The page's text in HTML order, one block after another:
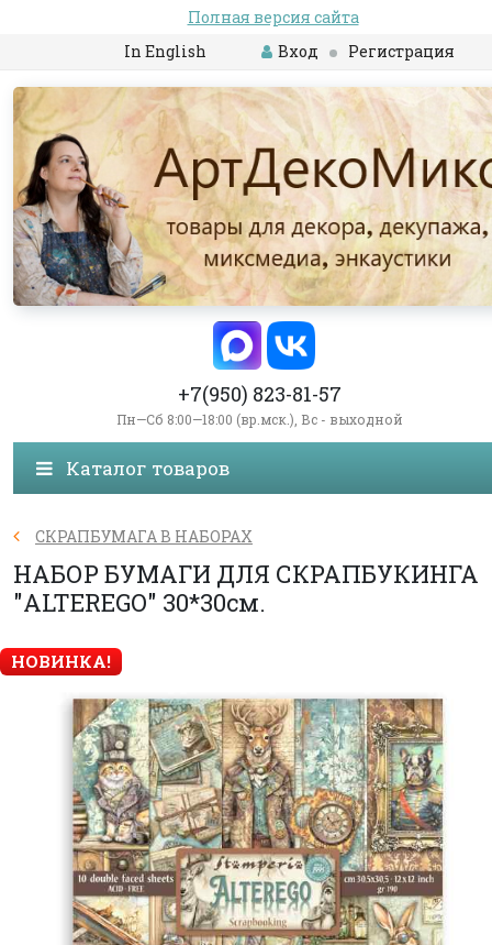
Полная версия сайта
In English
Вход Регистрация
+7(950) 823-81-57
Пн—Сб 8:00—18:00 (вр.мск.), Вс - выходной
Каталог товаров
СКРАПБУМАГА В НАБОРАХ
НАБОР БУМАГИ ДЛЯ СКРАПБУКИНГА
"ALTEREGO" 30*30см.
НОВИНКА!